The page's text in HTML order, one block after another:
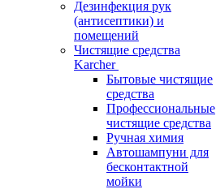
Дезинфекция рук
(антисептики) и
помещений
Чистящие средства
Karcher
Бытовые чистящие
средства
Профессиональные
чистящие средства
Ручная химия
Автошампуни для
бесконтактной
мойки